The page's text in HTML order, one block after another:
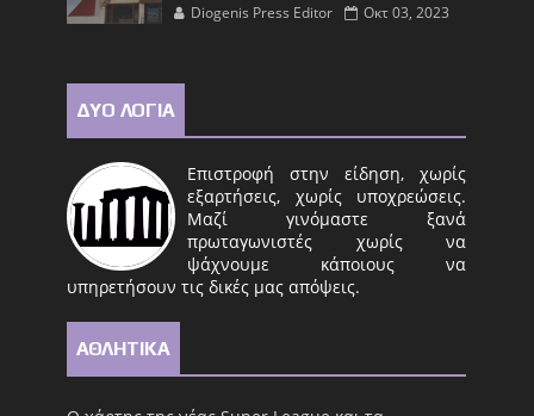
Diogenis Press Editor Οκτ 03, 2023
ΔΥΟ ΛΟΓΙΑ
Επιστροφή στην είδηση, χωρίς
εξαρτήσεις, χωρίς υποχρεώσεις.
Μαζί γινόμαστε ξανά
πρωταγωνιστές χωρίς να
ψάχνουμε κάποιους να
υπηρετήσουν τις δικές μας απόψεις.
ΑΘΛΗΤΙΚΑ